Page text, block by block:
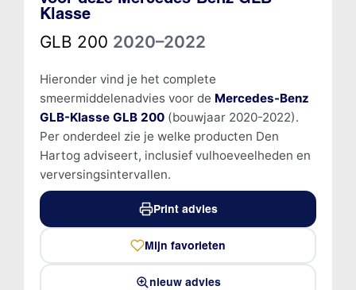
Klasse
GLB 200 2020–2022
Hieronder vind je het complete
smeermiddelenadvies voor de Mercedes-Benz
GLB-Klasse GLB 200(bouwjaar 2020-2022).
Per onderdeel zie je welke producten Den
Hartog adviseert, inclusief vulhoeveelheden en
verversingsintervallen.
Print advies
Mijn favorieten
nieuw advies